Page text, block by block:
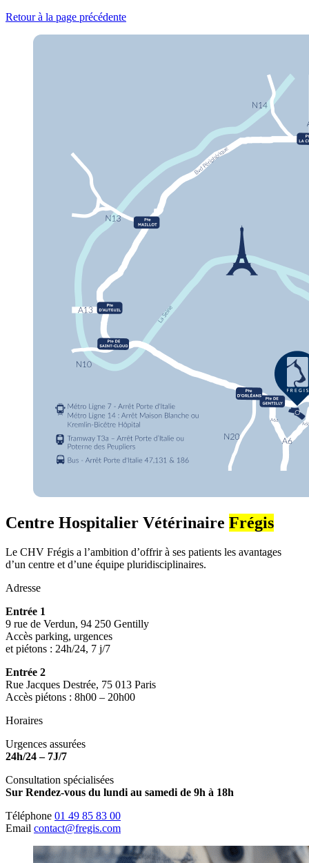
Retour à la page précédente
Centre Hospitalier Vétérinaire Frégis
Le CHV Frégis a l’ambition d’offrir à ses patients les avantages
d’un centre et d’une équipe pluridisciplinaires.
Adresse
Entrée 1
9 rue de Verdun, 94 250 Gentilly
Accès parking, urgences
et piétons : 24h/24, 7 j/7
Entrée 2
Rue Jacques Destrée, 75 013 Paris
Accès piétons : 8h00 – 20h00
Horaires
Urgences assurées
24h/24 – 7J/7
Consultation spécialisées
Sur Rendez-vous du lundi au samedi de 9h à 18h
Téléphone 01 49 85 83 00
Email contact@fregis.com